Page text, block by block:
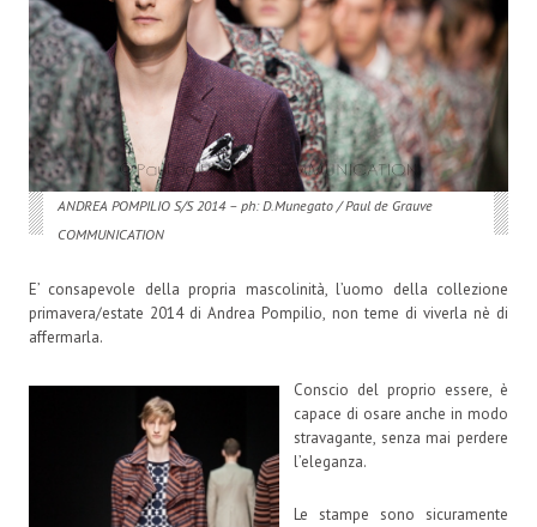
ANDREA POMPILIO S/S 2014 – ph: D.Munegato / Paul de Grauve
COMMUNICATION
E’ consapevole della propria mascolinità, l’uomo della collezione
primavera/estate 2014 di Andrea Pompilio, non teme di viverla nè di
affermarla.
Conscio del proprio essere, è
capace di osare anche in modo
stravagante, senza mai perdere
l’eleganza.
Le stampe sono sicuramente